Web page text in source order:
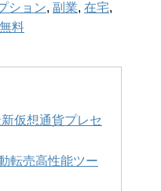
ション, 副業, 在宅,
無料
仮想通貨プレセ
転売高性能ツー